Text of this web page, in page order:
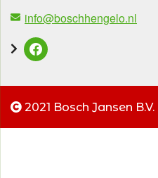
info@boschhengelo.nl
2021 Bosch Jansen B.V. |